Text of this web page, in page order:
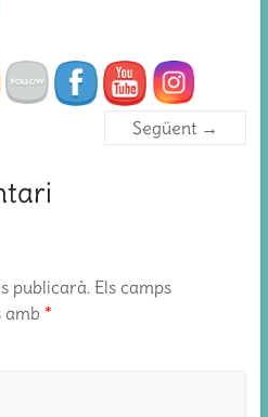
Següent →
publicarà. Els camps
amb *